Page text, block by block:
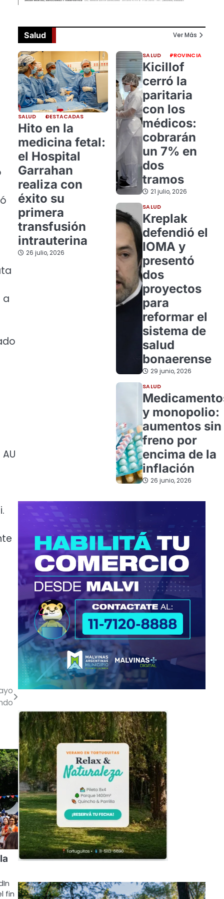
a
fin
Salud Ver Más
SALUD DESTACADAS
Hito en la
medicina fetal:
el Hospital
Garrahan
realiza con
éxito su
primera
transfusión
intrauterina
26 julio, 2026
SALUD PROVINCIA
Kicillof
cerró la
paritaria
con los
médicos:
cobrarán
un 7% en
dos
tramos
21 julio, 2026
SALUD
Kreplak
defendió el
IOMA y
presentó
dos
proyectos
para
reformar el
sistema de
salud
bonaerense
29 junio, 2026
SALUD
y monopolio:
aumentos sin
freno por
encima de la
inflación
26 junio, 2026